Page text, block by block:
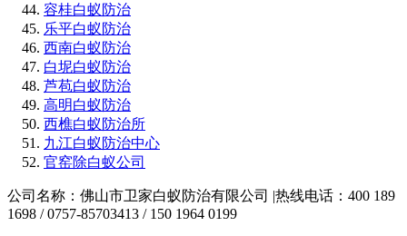
容桂白蚁防治
乐平白蚁防治
西南白蚁防治
白坭白蚁防治
芦苞白蚁防治
高明白蚁防治
西樵白蚁防治所
九江白蚁防治中心
官窑除白蚁公司
公司名称：佛山市卫家白蚁防治有限公司 |热线电话：400 189
1698 / 0757-85703413 / 150 1964 0199